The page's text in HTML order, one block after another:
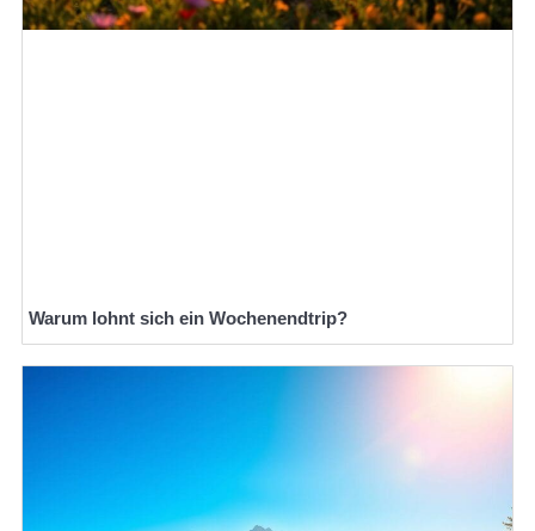
Warum lohnt sich ein Wochenendtrip?